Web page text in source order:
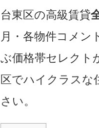
台東区の高級賃貸
月・各物件コメン
ぶ価格帯セレクト
区でハイクラスな
さい。